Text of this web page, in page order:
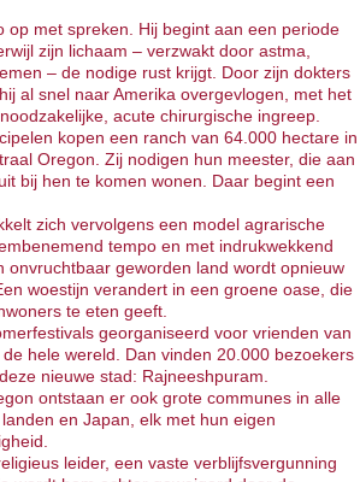
op met spreken. Hij begint aan een periode
zijn lichaam – verzwakt door astma,
– de nodige rust krijgt. Door zijn dokters
al snel naar Amerika overgevlogen, met het
acute chirurgische ingreep.
kopen een ranch van 64.000 hectare in
Oregon. Zij nodigen hun meester, die aan
bij hen te komen wonen. Daar begint een
zich vervolgens een model agrarische
tempo en met indrukwekkend
onvruchtbaar geworden land wordt opnieuw
woestijn verandert in een groene oase, die
te eten geeft.
georganiseerd voor vrienden van
hele wereld. Dan vinden 20.000 bezoekers
nieuwe stad: Rajneeshpuram.
ontstaan er ook grote communes in alle
en Japan, elk met hun eigen
leider, een vaste verblijfsvergunning